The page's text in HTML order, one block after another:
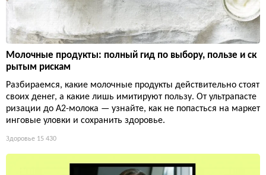
Молочные продукты: полный гид по выбору, пользе и ск
рытым рискам
Разбираемся, какие молочные продукты действительно стоят
своих денег, а какие лишь имитируют пользу. От ультрапасте
ризации до А2-молока — узнайте, как не попасться на маркет
инговые уловки и сохранить здоровье.
Здоровье 15 430